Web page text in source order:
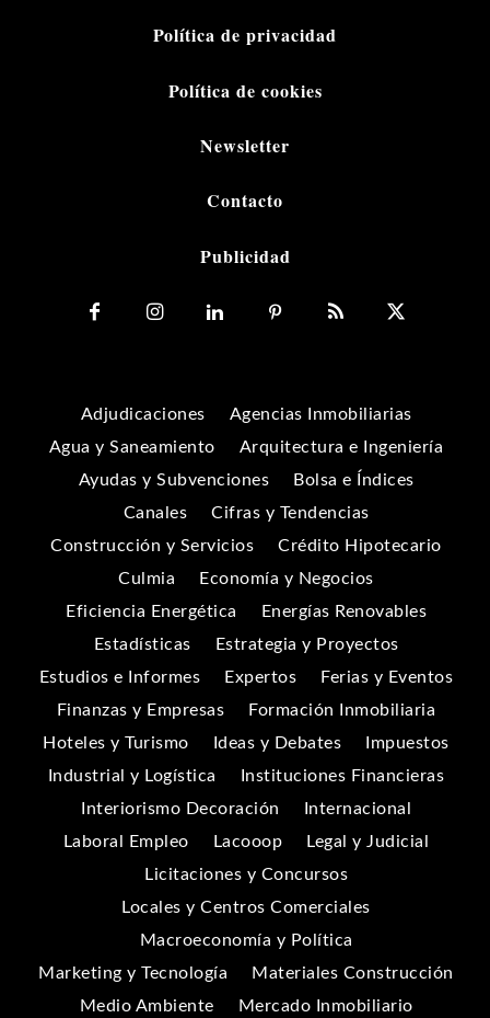
Política de privacidad
Política de cookies
Newsletter
Contacto
Publicidad
Adjudicaciones
Agencias Inmobiliarias
Agua y Saneamiento
Arquitectura e Ingeniería
Ayudas y Subvenciones
Bolsa e Índices
Canales
Cifras y Tendencias
Construcción y Servicios
Crédito Hipotecario
Culmia
Economía y Negocios
Eficiencia Energética
Energías Renovables
Estadísticas
Estrategia y Proyectos
Estudios e Informes
Expertos
Ferias y Eventos
Finanzas y Empresas
Formación Inmobiliaria
Hoteles y Turismo
Ideas y Debates
Impuestos
Industrial y Logística
Instituciones Financieras
Interiorismo Decoración
Internacional
Laboral Empleo
Lacooop
Legal y Judicial
Licitaciones y Concursos
Locales y Centros Comerciales
Macroeconomía y Política
Marketing y Tecnología
Materiales Construcción
Medio Ambiente
Mercado Inmobiliario